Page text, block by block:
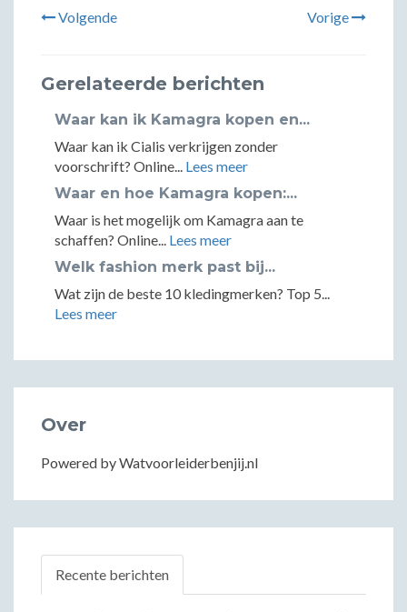
Volgende Vorige
Gerelateerde berichten
Waar kan ik Kamagra kopen en...
Waar kan ik Cialis verkrijgen zonder
voorschrift? Online... Lees meer
Waar en hoe Kamagra kopen:...
Waar is het mogelijk om Kamagra aan te
schaffen? Online... Lees meer
Welk fashion merk past bij...
Wat zijn de beste 10 kledingmerken? Top 5...
Lees meer
Over
Powered by Watvoorleiderbenjij.nl
Recente berichten